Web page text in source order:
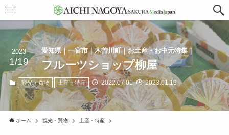
愛知県｜一宮市｜木曽川町｜お土産・お中元特集｜
フルーツショップ柳屋
2023
1/19
観光・買物 土産・特産 2022.07.01 2023.01.19
ホーム 観光・買物 土産・特産